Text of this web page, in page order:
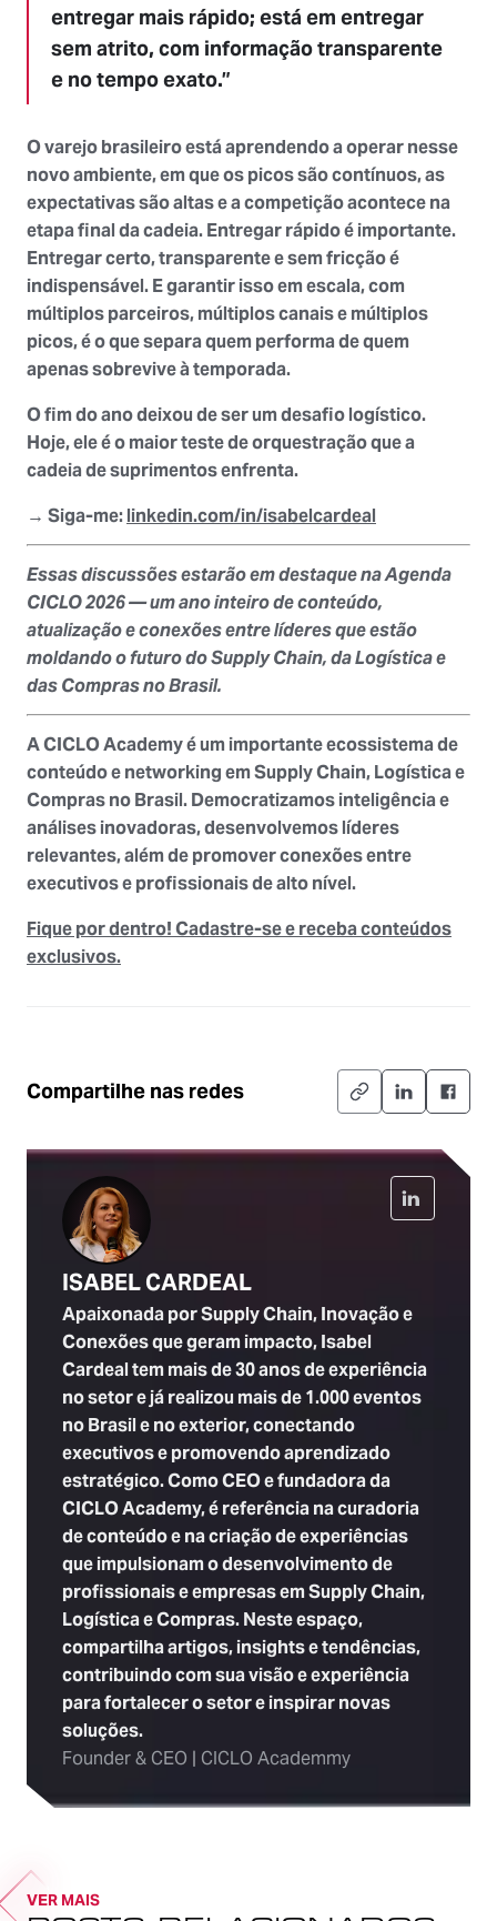
entregar mais rápido; está em entregar
sem atrito, com informação transparente
e no tempo exato.”
O varejo brasileiro está aprendendo a operar nesse
novo ambiente, em que os picos são contínuos, as
expectativas são altas e a competição acontece na
etapa final da cadeia. Entregar rápido é importante.
Entregar certo, transparente e sem fricção é
indispensável. E garantir isso em escala, com
múltiplos parceiros, múltiplos canais e múltiplos
picos, é o que separa quem performa de quem
apenas sobrevive à temporada.
O fim do ano deixou de ser um desafio logístico.
Hoje, ele é o maior teste de orquestração que a
cadeia de suprimentos enfrenta.
→ Siga-me:linkedin.com/in/isabelcardeal
Essas discussões estarão em destaque na Agenda
CICLO 2026 — um ano inteiro de conteúdo,
atualização e conexões entre líderes que estão
moldando o futuro do Supply Chain, da Logística e
das Compras no Brasil.
ACICLO Academyé um importante ecossistema de
conteúdo e networking em Supply Chain, Logística e
Compras no Brasil. Democratizamos inteligência e
análises inovadoras, desenvolvemos líderes
relevantes, além de promover conexões entre
executivos e profissionais de alto nível.
Fique por dentro! Cadastre-se e receba conteúdos
exclusivos.
Compartilhe nas redes
ISABEL CARDEAL
Apaixonada por Supply Chain, Inovação e
Conexões que geram impacto, Isabel
Cardeal tem mais de 30 anos de experiência
no setor e já realizou mais de 1.000 eventos
no Brasil e no exterior, conectando
executivos e promovendo aprendizado
estratégico. Como CEO e fundadora da
CICLO Academy, é referência na curadoria
de conteúdo e na criação de experiências
que impulsionam o desenvolvimento de
profissionais e empresas em Supply Chain,
Logística e Compras. Neste espaço,
compartilha artigos, insights e tendências,
contribuindo com sua visão e experiência
para fortalecer o setor e inspirar novas
soluções.
Founder & CEO | CICLO Academmy
VER MAIS